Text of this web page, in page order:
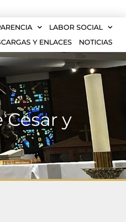
LABOR SOCIAL
Y ENLACES
NOTICIAS
y